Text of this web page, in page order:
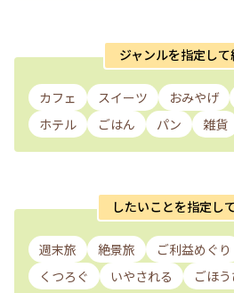
ジャンルを指定し
カフェ スイーツ おみやげ
ホテル
ごはん パン 雑貨
したいことを指定し
週末旅 絶景旅 ご利益めぐり
くつろぐ
いやされる ごほ